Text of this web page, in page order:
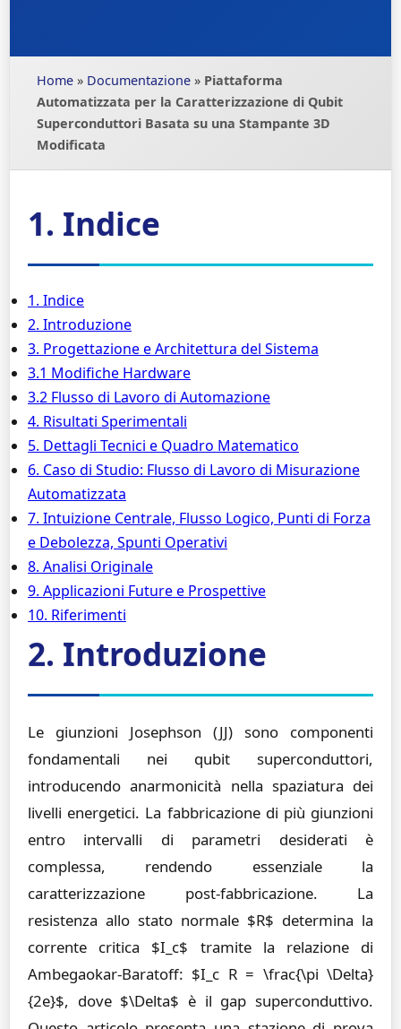
Home » Documentazione » Piattaforma
Automatizzata per la Caratterizzazione di Qubit
Superconduttori Basata su una Stampante 3D
Modificata
1. Indice
1. Indice
2. Introduzione
3. Progettazione e Architettura del Sistema
3.1 Modifiche Hardware
3.2 Flusso di Lavoro di Automazione
4. Risultati Sperimentali
5. Dettagli Tecnici e Quadro Matematico
6. Caso di Studio: Flusso di Lavoro di Misurazione
Automatizzata
7. Intuizione Centrale, Flusso Logico, Punti di Forza
e Debolezza, Spunti Operativi
8. Analisi Originale
9. Applicazioni Future e Prospettive
10. Riferimenti
2. Introduzione
Le giunzioni Josephson (JJ) sono componenti
fondamentali nei qubit superconduttori,
introducendo anarmonicità nella spaziatura dei
livelli energetici. La fabbricazione di più giunzioni
entro intervalli di parametri desiderati è
complessa, rendendo essenziale la
caratterizzazione post-fabbricazione. La
resistenza allo stato normale $R$ determina la
corrente critica $I_c$ tramite la relazione di
Ambegaokar-Baratoff: $I_c R = \frac{\pi \Delta}
{2e}$, dove $\Delta$ è il gap superconduttivo.